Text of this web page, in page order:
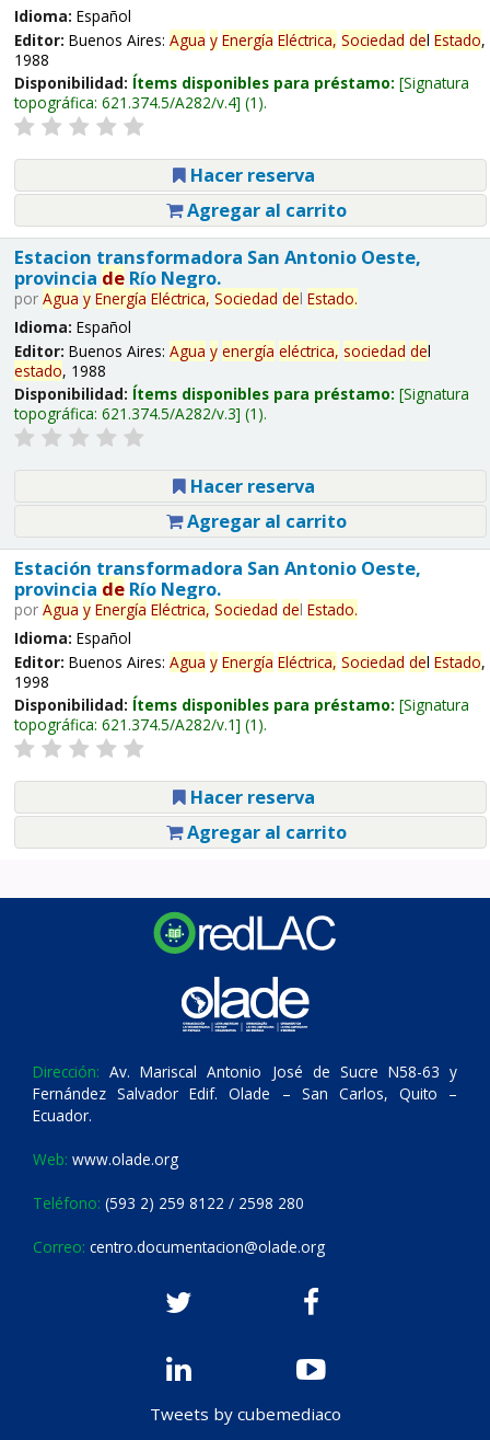
Idioma: Español
Editor: Buenos Aires: Agua y Energía Eléctrica, Sociedad del Estado,
1988
Disponibilidad: Ítems disponibles para préstamo: Signatura
topográfica: 621.374.5/A282/v.4 (1).
Hacer reserva
Agregar al carrito
Estacion transformadora San Antonio Oeste,
provincia deRío Negro.
por Agua y Energía Eléctrica, Sociedad del Estado.
Idioma: Español
Editor: Buenos Aires: Agua y energía eléctrica, sociedad del
estado, 1988
Disponibilidad: Ítems disponibles para préstamo: Signatura
topográfica: 621.374.5/A282/v.3 (1).
Hacer reserva
Agregar al carrito
Estación transformadora San Antonio Oeste,
provincia deRío Negro.
por Agua y Energía Eléctrica, Sociedad del Estado.
Idioma: Español
Editor: Buenos Aires: Agua y Energía Eléctrica, Sociedad del Estado,
1998
Disponibilidad: Ítems disponibles para préstamo: Signatura
topográfica: 621.374.5/A282/v.1 (1).
Hacer reserva
Agregar al carrito
Dirección: Av. Mariscal Antonio José de Sucre N58-63 y
Fernández Salvador Edif. Olade – San Carlos, Quito –
Ecuador.
Web: www.olade.org
Teléfono: (593 2) 259 8122 / 2598 280
Correo: centro.documentacion@olade.org
Tweets by cubemediaco